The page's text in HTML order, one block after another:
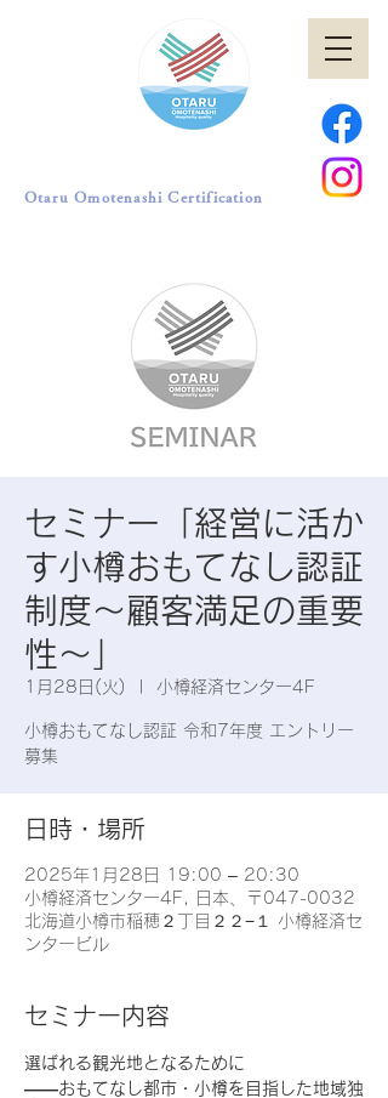
Otaru Omotenashi Certification
セミナー「経営に活か
す小樽おもてなし認証
制度～顧客満足の重要
性～」
1月28日(火) 小樽経済センター4F
小樽おもてなし認証 令和7年度 エントリー
募集
日時・場所
2025年1月28日 19:00 – 20:30
小樽経済センター4F, 日本、〒047-0032
北海道小樽市稲穂２丁目２２−１ 小樽経済セ
ンタービル
セミナー内容
選ばれる観光地となるために
――おもてなし都市・小樽を目指した地域独